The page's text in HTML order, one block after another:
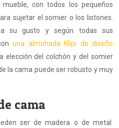
con todos los pequeños
sujetar el somier o los listones.
su gusto y según todas sus
una almohada Klipi de diseño
elección del colchón y del somier
la cama puede ser robusto y muy
cama
ser de madera o de metal.